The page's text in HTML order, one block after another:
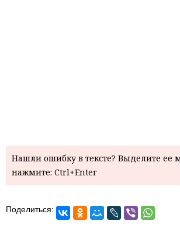
Нашли ошибку в тексте? Выделите
нажмите: Ctrl+Enter
Поделиться: